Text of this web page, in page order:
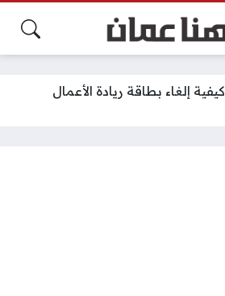
كيفية إلغاء بطاقة ريادة الأعمال